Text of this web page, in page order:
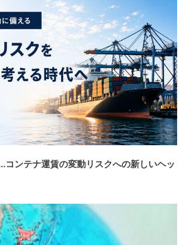
コンテナ運賃の変動リスクへの新しいヘッ